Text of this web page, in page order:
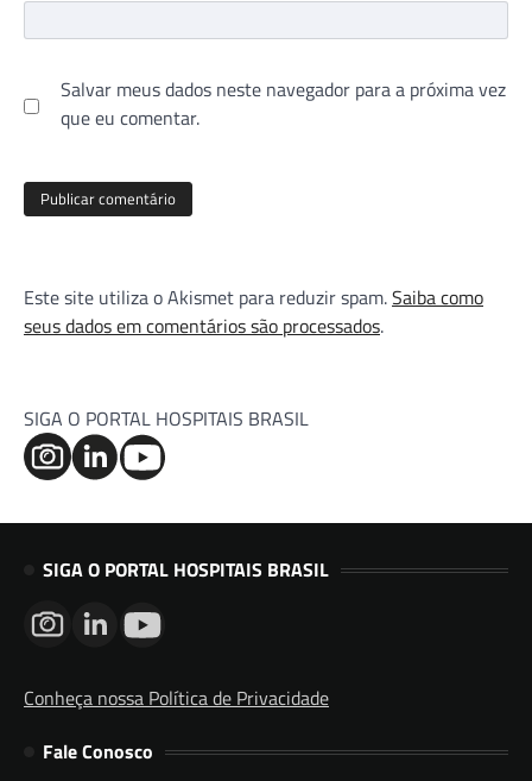
Salvar meus dados neste navegador para a próxima vez
que eu comentar.
Este site utiliza o Akismet para reduzir spam.Saiba como
seus dados em comentários são processados.
SIGA O PORTAL HOSPITAIS BRASIL
SIGA O PORTAL HOSPITAIS BRASIL
Conheça nossa Política de Privacidade
Fale Conosco